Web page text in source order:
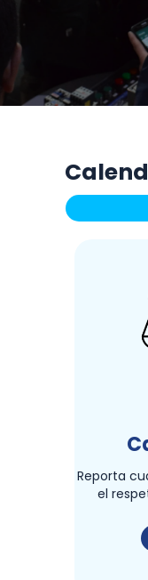
Reporta
el